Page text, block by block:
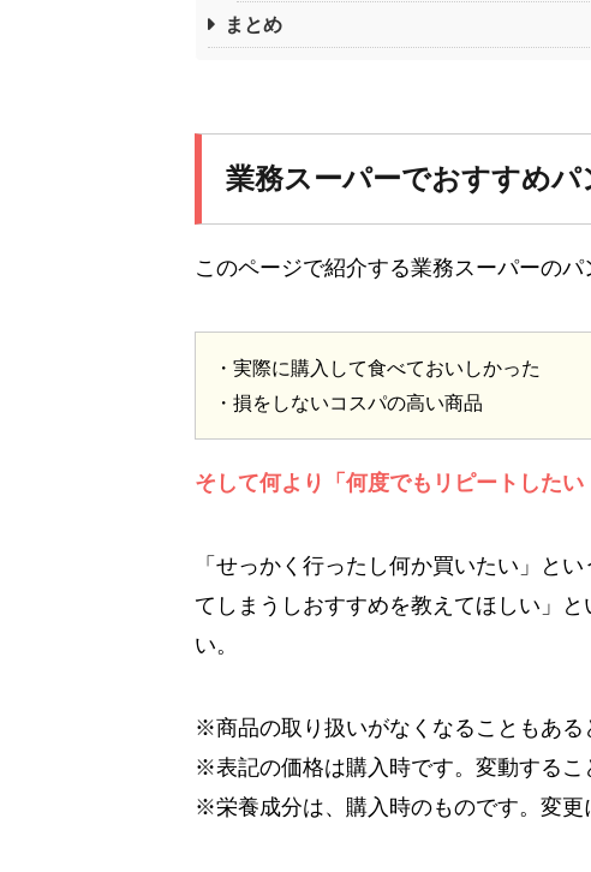
まとめ
業務スーパーでおすすめ
このページで紹介する業務スーパーの
・実際に購入して食べておいしかった
・損をしないコスパの高い商品
そして何より「何度でもリピートしたい
「せっかく行ったし何か買いたい」と
てしまうしおすすめを教えてほしい」
い。
※商品の取り扱いがなくなることもある
※表記の価格は購入時です。変動するこ
※栄養成分は、購入時のものです。変更